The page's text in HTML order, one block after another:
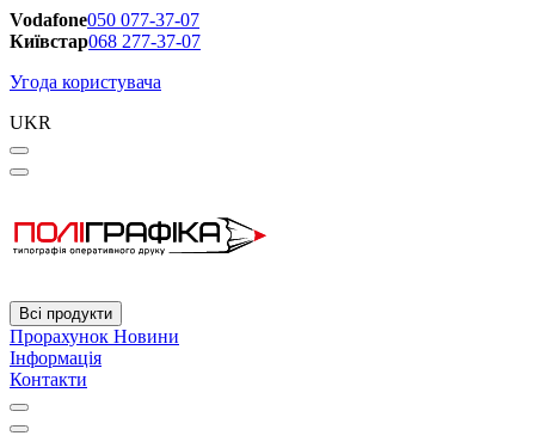
Vodafone050 077-37-07
Київстар068 277-37-07
Угода користувача
UKR
Всі продукти
Прорахунок Новини
Інформація
Контакти